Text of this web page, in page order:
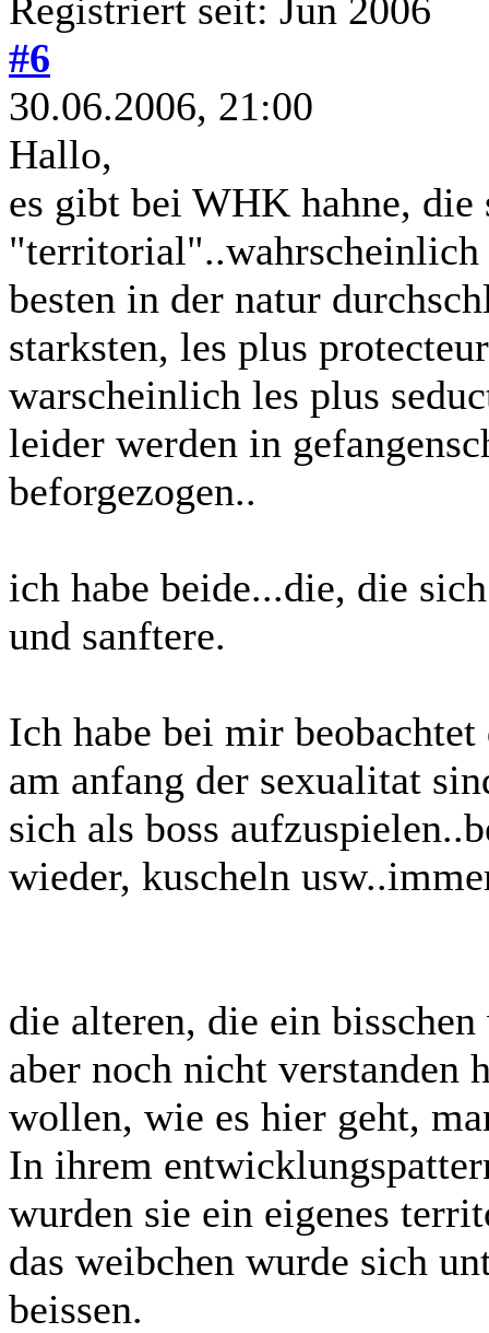
Registriert seit: Jun 2006
#6
30.06.2006, 21:00
Hallo,
es gibt bei WHK hahne,
"territorial"..wahrscheinlich
besten in der natur
starksten, les plus
warscheinlich les plus
leider werden in
beforgezogen..
ich habe beide...die, die
und sanftere.
Ich habe bei mir
am anfang der sexualitat
sich als boss
wieder, kuscheln
die alteren, die ein
aber noch nicht verstanden
wollen, wie es hier geht,
In ihrem
wurden sie ein eigenes
das weibchen wurde sich
beissen.